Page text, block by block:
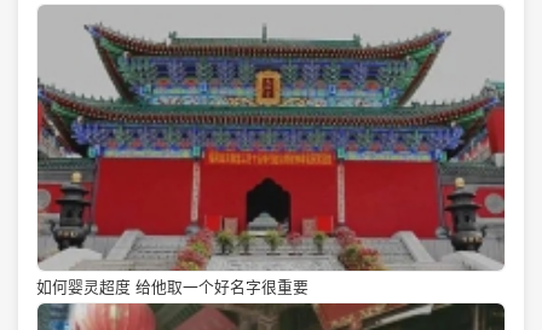
如何婴灵超度 给他取一个好名字很重要